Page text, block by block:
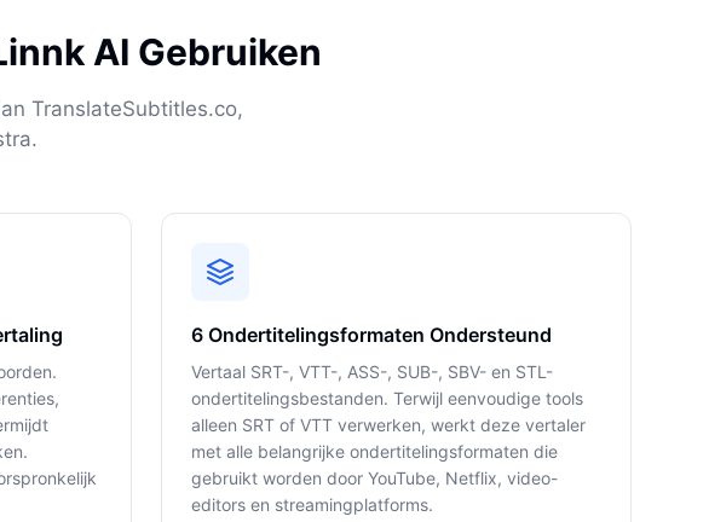
AI Gebruiken
TranslateSubtitles.co,
6 Ondertitelingsformaten Ondersteund
Vertaal SRT-, VTT-, ASS-, SUB-, SBV- en STL-
ondertitelingsbestanden. Terwijl eenvoudige tools
alleen SRT of VTT verwerken, werkt deze vertaler
met alle belangrijke ondertitelingsformaten die
gebruikt worden door YouTube, Netflix, video-
editors en streamingplatforms.